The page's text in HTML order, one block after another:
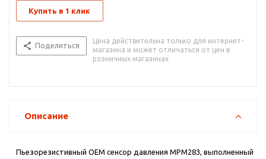
Купить в 1 клик
Поделиться
Цена действительна только для интернет-
магазина и может отличаться от цен в
розничных магазинах
Описание
Пьезорезистивный OEM сенсор давления MPM283, выполненный